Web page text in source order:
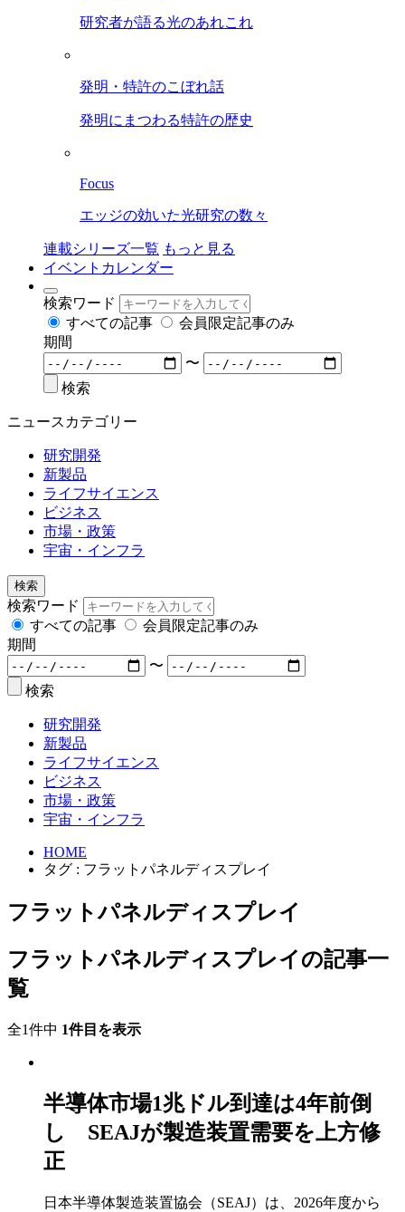
研究者が語る光のあれこれ
発明・特許のこぼれ話
発明にまつわる特許の歴史
Focus
エッジの効いた光研究の数々
連載シリーズ一覧 もっと見る
イベントカレンダー
検索ワード
すべての記事
会員限定記事のみ
期間
〜
検索
ニュースカテゴリー
研究開発
新製品
ライフサイエンス
ビジネス
市場・政策
宇宙・インフラ
検索
検索ワード
すべての記事
会員限定記事のみ
期間
〜
検索
研究開発
新製品
ライフサイエンス
ビジネス
市場・政策
宇宙・インフラ
HOME
タグ : フラットパネルディスプレイ
フラットパネルディスプレイ
フラットパネルディスプレイの記事一
覧
全1件中 1件目を表示
半導体市場1兆ドル到達は4年前倒
し SEAJが製造装置需要を上方修
正
日本半導体製造装置協会（SEAJ）は、2026年度から